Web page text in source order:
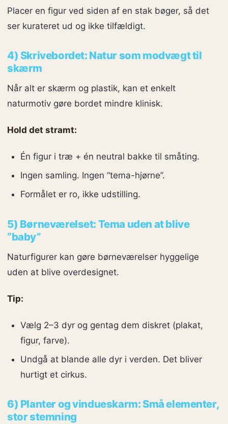
Placer en figur ved siden af en stak bøger, så det
ser kurateret ud og ikke tilfældigt.
4) Skrivebordet: Natur som modvægt til
skærm
Når alt er skærm og plastik, kan et enkelt
naturmotiv gøre bordet mindre klinisk.
Hold det stramt:
Én figur i træ + én neutral bakke til småting.
Ingen samling. Ingen “tema-hjørne”.
Formålet er ro, ikke udstilling.
5) Børneværelset: Tema uden at blive
“baby”
Naturfigurer kan gøre børneværelser hyggelige
uden at blive overdesignet.
Tip:
Vælg 2–3 dyr og gentag dem diskret (plakat,
figur, farve).
Undgå at blande alle dyr i verden. Det bliver
hurtigt et cirkus.
6) Planter og vindueskarm: Små elementer,
stor stemning